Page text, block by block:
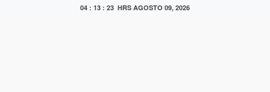
04 : 13 : 23 HRS AGOSTO 09, 2026